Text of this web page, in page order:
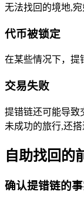
无法找回的境地,宛
代币被锁定
在某些情况下，提
交易失败
提错链还可能导致
未成功的旅行,还搭
自助找回的
确认提错链的